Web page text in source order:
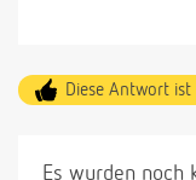
Diese Antwort ist
Es wurden noch